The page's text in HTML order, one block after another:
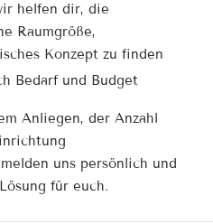
helfen dir, die
Raumgröße,
Konzept zu finden
Bedarf und Budget
Anliegen, der Anzahl
uns persönlich und
für euch.